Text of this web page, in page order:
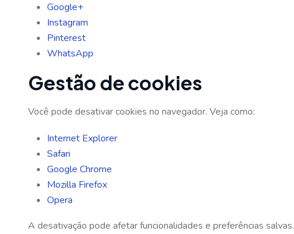
Google+
Instagram
Pinterest
WhatsApp
Gestão de cookies
Você pode desativar cookies no navegador. Veja como:
Internet Explorer
Safari
Google Chrome
Mozilla Firefox
Opera
A desativação pode afetar funcionalidades e preferências salvas.